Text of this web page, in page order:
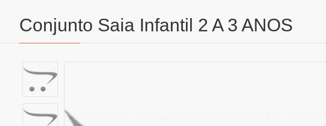
Conjunto Saia Infantil 2 A 3 ANOS